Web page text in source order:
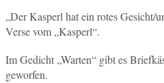
„Der Kasperl hat ein rotes Gesicht/
Verse vom „Kasperl“.
Im Gedicht „Warten“ gibt es
geworfen.